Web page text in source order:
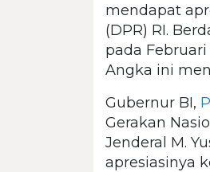
mendapat
(DPR) RI.
pada Februari
Angka ini
Gubernur BI,
Gerakan
Jenderal M.
apresiasinya